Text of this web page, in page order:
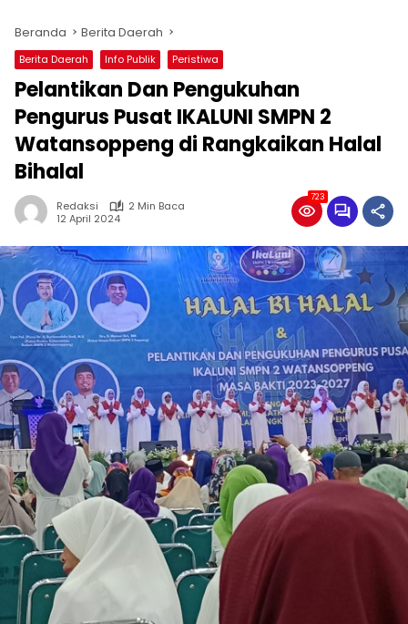
Beranda Berita Daerah
Berita Daerah Info Publik Peristiwa
Pelantikan Dan Pengukuhan
Pengurus Pusat IKALUNI SMPN 2
Watansoppeng di Rangkaikan Halal
Bihalal
Redaksi
2 Min Baca
12 April 2024
723